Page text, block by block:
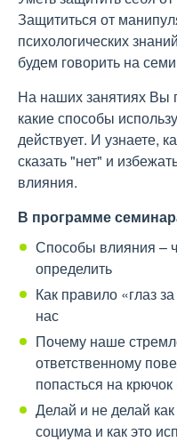
Защититься от
психологических
будем говорить на
На наших занятиях Вы
какие способы
действует. И узнаете,
сказать "нет" и
влияния.
В программе
Способы влияния –
определить
Как правило «глаз
нас
Почему наше
ответственному
попасться на
Делай и не делай
социума и как это